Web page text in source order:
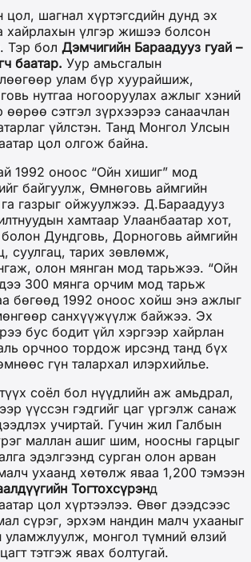
шагнал хүртэгсдийн дунд эх
хайрлахын үлгэр жишээ болсон
Тэр бол Дэмчигийн Бараадууз гуай –
баатар. Уур амьсгалын
улам бүр хуурайшиж,
нутгаа ногооруулах ажлыг хэний
өөрөө сэтгэл зүрхээрээ санаачлан
үйлстэн. Танд Монгол Улсын
цол олгож байна.
1992 оноос “Ойн хишиг” мод
байгуулж, Өмнөговь аймгийн
газрыг ойжуулжээ. Д.Бараадууз
хамтаар Улаанбаатар хот,
Дундговь, Дорноговь аймгийн
суулгац, тарих зөвлөмж,
олон мянган мод тарьжээ. “Ойн
300 мянга орчим мод тарьж
бөгөөд 1992 оноос хойш энэ ажлыг
санхүүжүүлж байжээ. Эх
бус бодит үйл хэргээр хайрлан
орчноо тордож ирсэнд танд бүх
гүн талархал илэрхийлье.
соёл бол нүүдлийн аж амьдрал,
үүссэн гэдгийг цаг үргэлж санаж
учиртай. Гучин жил Галбын
маллан ашиг шим, ноосны гарцыг
эдэлгээнд сурган олон арван
ухаанд хөтөлж яваа 1,200 тэмээн
Тогтохсүрэнд
цол хүртээлээ. Өвөг дээдсээс
сүрэг, эрхэм нандин малч ухааныг
уламжлуулж, монгол түмний өлзий
тэтгэж явах болтугай.